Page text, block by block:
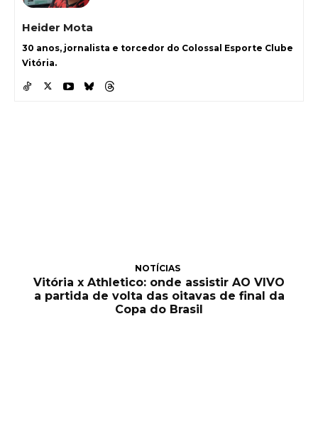
Heider Mota
30 anos, jornalista e torcedor do Colossal Esporte Clube
Vitória.
NOTÍCIAS
Vitória x Athletico: onde assistir AO VIVO
a partida de volta das oitavas de final da
Copa do Brasil